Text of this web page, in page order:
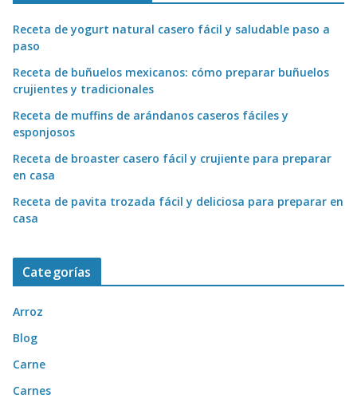
Receta de yogurt natural casero fácil y saludable paso a
paso
Receta de buñuelos mexicanos: cómo preparar buñuelos
crujientes y tradicionales
Receta de muffins de arándanos caseros fáciles y
esponjosos
Receta de broaster casero fácil y crujiente para preparar
en casa
Receta de pavita trozada fácil y deliciosa para preparar en
casa
Categorías
Arroz
Blog
Carne
Carnes